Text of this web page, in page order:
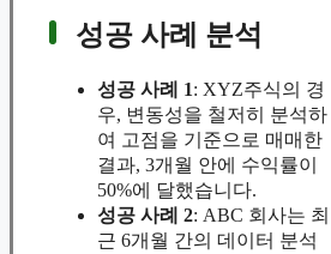
성공 사례 분석
성공 사례 1: XYZ주식의 경
우, 변동성을 철저히 분석하
여 고점을 기준으로 매매한
결과, 3개월 안에 수익률이
50%에 달했습니다.
성공 사례 2: ABC 회사는 최
근 6개월 간의 데이터 분석